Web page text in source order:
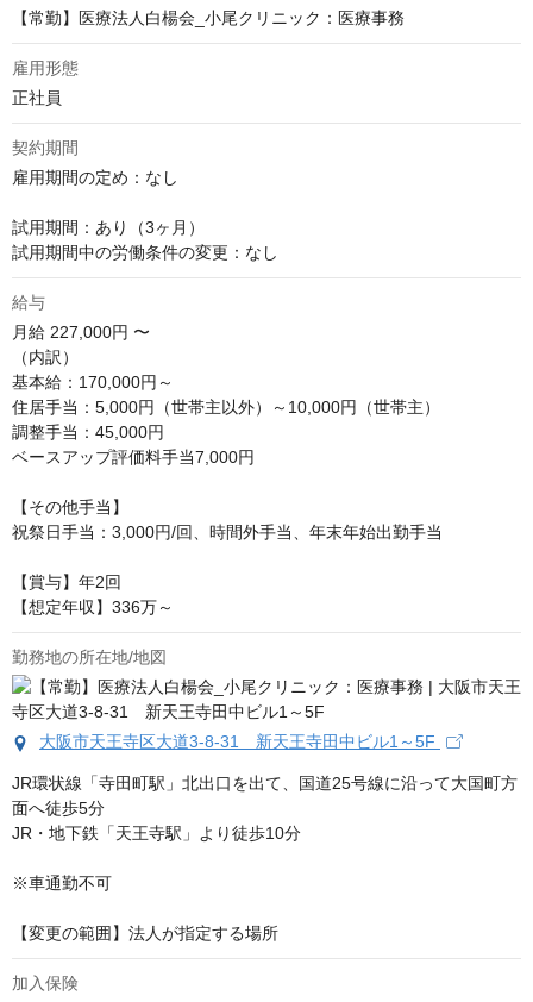
【常勤】医療法人白楊会_小尾クリニック：医療事務
雇用形態
正社員
契約期間
雇用期間の定め：なし
試用期間：あり（3ヶ月）
試用期間中の労働条件の変更：なし
給与
月給 227,000円 〜
（内訳）
基本給：170,000円～
住居手当：5,000円（世帯主以外）～10,000円（世帯主）
調整手当：45,000円
ベースアップ評価料手当7,000円
【その他手当】
祝祭日手当：3,000円/回、時間外手当、年末年始出勤手当
【賞与】年2回
【想定年収】336万～
勤務地の所在地/地図
大阪市天王寺区大道3-8-31 新天王寺田中ビル1～5F
JR環状線「寺田町駅」北出口を出て、国道25号線に沿って大国町方
面へ徒歩5分
JR・地下鉄「天王寺駅」より徒歩10分
※車通勤不可
【変更の範囲】法人が指定する場所
加入保険